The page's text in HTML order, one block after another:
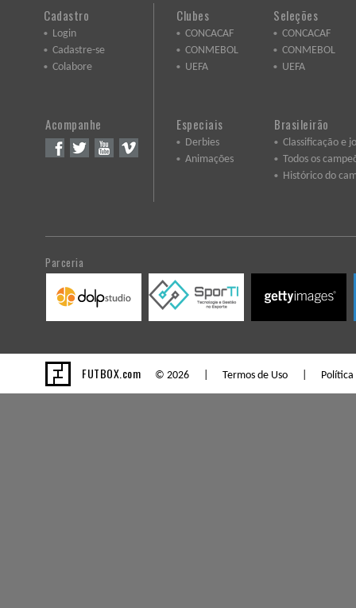
Cadastro
Login
Cadastre-se
Colabore
Acompanhe
Clubes
CONCACAF
CONMEBOL
UEFA
Seleções
CONCACAF
CONMEBOL
UEFA
Especiais
Derbies
Animações
Brasileirão
Classificação e
Todos os
Histórico do
Parceria
FUTBOX.com © 2026 | Termos de Uso Política